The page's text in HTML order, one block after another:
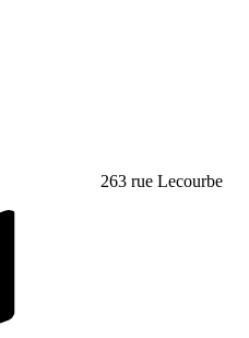
263 rue Lecourbe